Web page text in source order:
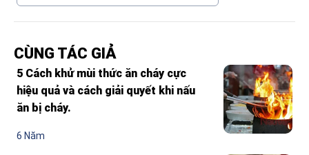
CÙNG TÁC GIẢ
5 Cách khử mùi thức ăn cháy cực
hiệu quả và cách giải quyết khi nấu
ăn bị cháy.
6 Năm